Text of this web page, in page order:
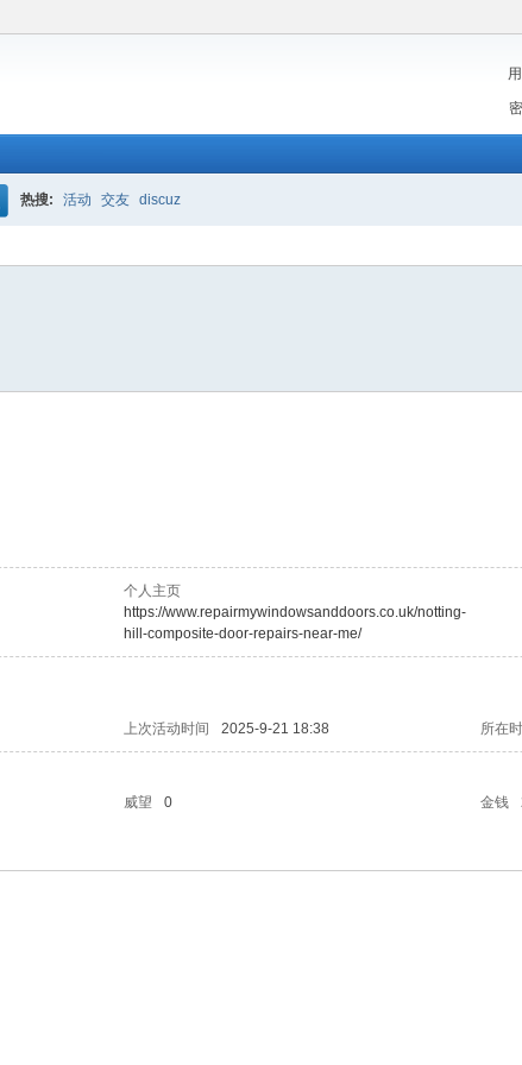
热搜: 活动 交友 discuz
个人主页
https://www.repairmywindowsanddoors.co.uk/notting-
hill-composite-door-repairs-near-me/
上次活动时间 2025-9-21 18:38 所在
威望 0 金钱